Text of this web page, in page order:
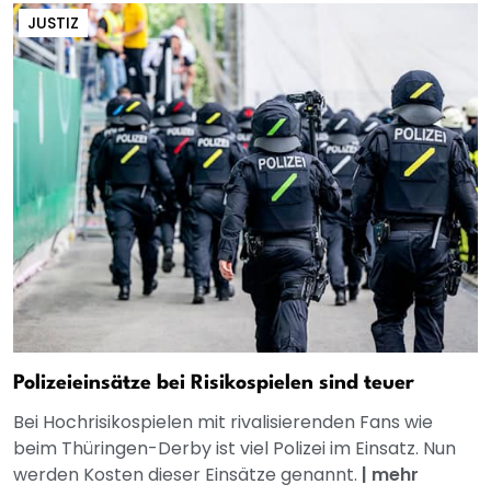
JUSTIZ
Polizeieinsätze bei Risikospielen sind teuer
Bei Hochrisikospielen mit rivalisierenden Fans wie
beim Thüringen-Derby ist viel Polizei im Einsatz. Nun
werden Kosten dieser Einsätze genannt. | mehr